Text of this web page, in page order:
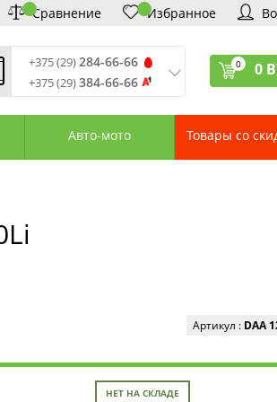
Сравнение Избранное
+375 (29)284-66-66
+375 (29)384-66-66
10:00—18:00
«Удачник»
0 0
Авто-мото Товары со
Артикул : DAA
НЕТ НА СКЛАДЕ